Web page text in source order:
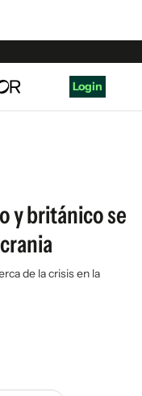
Login
y británico se
de la crisis en la